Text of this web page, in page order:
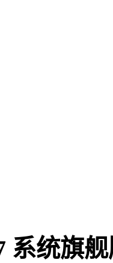
系统旗